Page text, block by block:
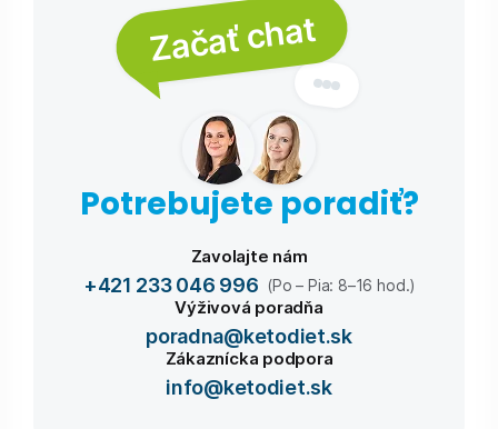
Začať chat
Potrebujete poradiť?
Zavolajte nám
+421 233 046 996 (Po – Pia: 8–16 hod.)
Výživová poradňa
poradna@ketodiet.sk
Zákaznícka podpora
info@ketodiet.sk